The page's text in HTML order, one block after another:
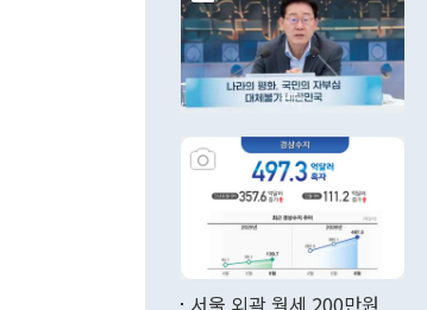
서울 외곽 월세 200만원